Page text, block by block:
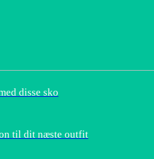
disse sko
til dit næste outfit